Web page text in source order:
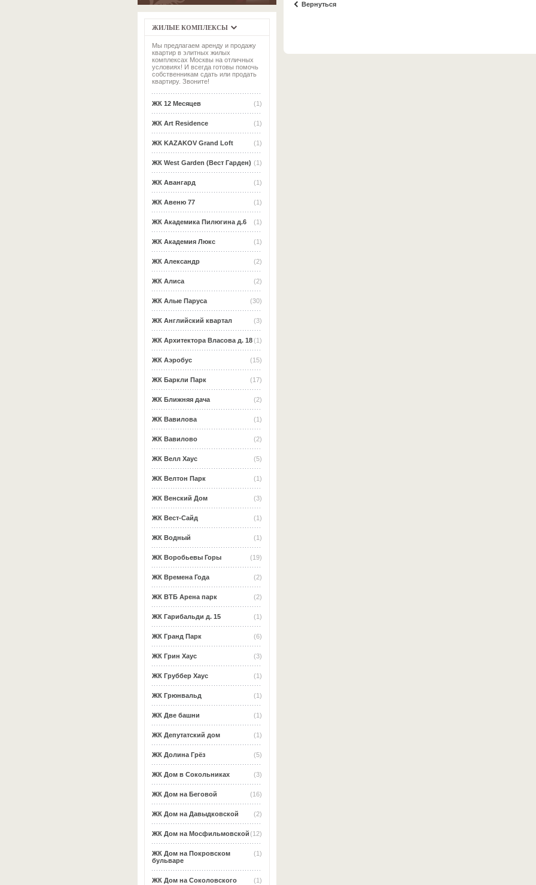
ЖИЛЫЕ КОМПЛЕКСЫ
Мы предлагаем аренду и продажу
квартир в элитных жилых
комплексах Москвы на отличных
условиях! И всегда готовы помочь
собственникам сдать или продать
квартиру. Звоните!
(1)
ЖК 12 Месяцев
(1)
ЖК Art Residence
(1)
ЖК KAZAKOV Grand Loft
(1)
ЖК West Garden (Вест Гарден)
(1)
ЖК Авангард
(1)
ЖК Авеню 77
(1)
ЖК Академика Пилюгина д.6
(1)
ЖК Академия Люкс
(2)
ЖК Александр
(2)
ЖК Алиса
(30)
ЖК Алые Паруса
(3)
ЖК Английский квартал
(1)
ЖК Архитектора Власова д. 18
(15)
ЖК Аэробус
(17)
ЖК Баркли Парк
(2)
ЖК Ближняя дача
(1)
ЖК Вавилова
(2)
ЖК Вавилово
(5)
ЖК Велл Хаус
(1)
ЖК Велтон Парк
(3)
ЖК Венский Дом
(1)
ЖК Вест-Сайд
(1)
ЖК Водный
(19)
ЖК Воробьевы Горы
(2)
ЖК Времена Года
(2)
ЖК ВТБ Арена парк
(1)
ЖК Гарибальди д. 15
(6)
ЖК Гранд Парк
(3)
ЖК Грин Хаус
(1)
ЖК Груббер Хаус
(1)
ЖК Грюнвальд
(1)
ЖК Две башни
(1)
ЖК Депутатский дом
(5)
ЖК Долина Грёз
(3)
ЖК Дом в Сокольниках
(16)
ЖК Дом на Беговой
(2)
ЖК Дом на Давыдковской
(12)
ЖК Дом на Мосфильмовской
(1)
ЖК Дом на Покровском
бульваре
(1)
ЖК Дом на Соколовского
Вернуться